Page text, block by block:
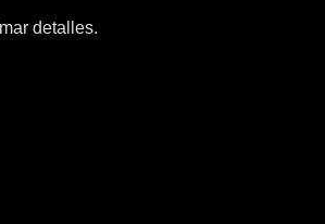
detalles.